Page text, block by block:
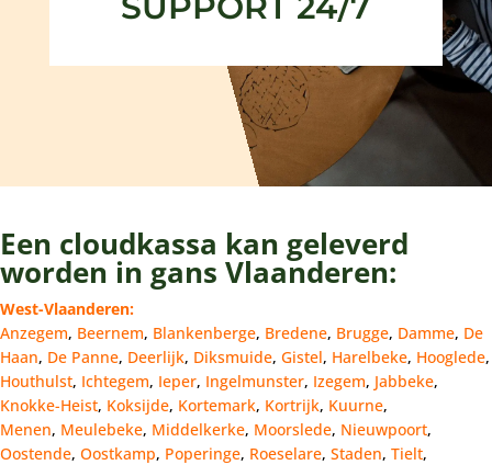
Een cloudkassa kan geleverd
worden in gans Vlaanderen:
West-Vlaanderen:
Anzegem, Beernem, Blankenberge, Bredene, Brugge, Damme, De
Haan, De Panne, Deerlijk, Diksmuide, Gistel, Harelbeke, Hooglede,
Houthulst, Ichtegem, Ieper, Ingelmunster, Izegem, Jabbeke,
Knokke-Heist, Koksijde, Kortemark, Kortrijk, Kuurne,
Menen, Meulebeke, Middelkerke, Moorslede, Nieuwpoort,
Oostende, Oostkamp, Poperinge, Roeselare, Staden, Tielt,